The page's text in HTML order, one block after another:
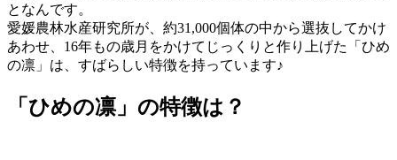
となんです。
愛媛農林水産研究所が、約31,000個体の中から選抜してかけ
あわせ、16年もの歳月をかけてじっくりと作り上げた「ひめ
の凛」は、すばらしい特徴を持っています♪
「ひめの凛」の特徴は？